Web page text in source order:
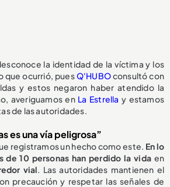
la identidad de la víctima y los
que ocurrió, puesQ'HUBOconsultó con
y estos negaron haber atendido la
averiguamos en La Estrella y estamos
de las autoridades.
es una vía peligrosa”
registramos un hecho como este. En lo
de 10 personas han perdido la vida en
vial. Las autoridades mantienen el
precaución y respetar las señales de